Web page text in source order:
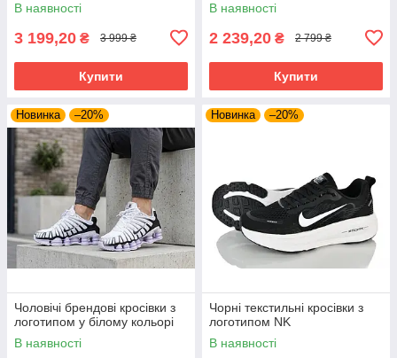
В наявності
3 199,20 ₴ 3 999 ₴
Купити
В наявності
2 239,20 ₴ 2 799 ₴
Купити
Новинка –20%
Чоловічі брендові кросівки з
логотипом у білому кольорі
В наявності
Новинка –20%
Чорні текстильні кросівки з
логотипом NK
В наявності